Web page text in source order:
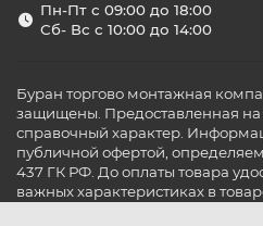
Пн-Пт с 09:00 до 18:00
Сб- Вс с 10:00 до 14:00
Буран торгово монтажная
защищены. Предоставленная
справочный характер.
публичной офертой,
437 ГК РФ. До оплаты товара
важных характеристиках в